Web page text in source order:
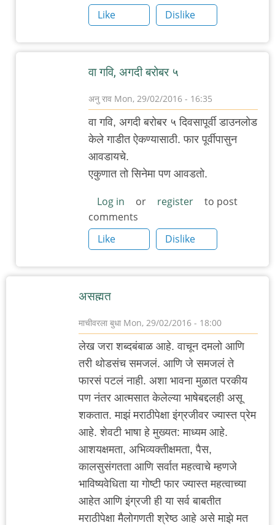
मैंने
ये
राज़
तक
ना
by
गवि
Like
Dislike
वा गवि, अगदी बरोबर ५
अनु राव Mon, 29/02/2016 - 16:35
In
reply
मैंने
राज़
अब
तक
ना
गवि
वा गवि, अगदी बरोबर ५ दिवसापूर्वी डाउनलोड
केले गाडीत ऐकण्यासाठी. फार पूर्वीपासुन
आवडायचे.
एकुणात तो सिनेमा पण आवडतो.
Log in or register
to post
comments
Like
Dislike
असह्मत
माचीवरला बुधा Mon, 29/02/2016 - 18:00
लेख जरा शब्दबंबाळ आहे. वाचून दमलो आणि
तरी थोडसंच समजलं. आणि जे समजलं ते
फारसं पटलं नाही. अशा भावना मुळात परकीय
पण नंतर आत्मसात केलेल्या भाषेबद्दलही असू
शकतात. माझं मराठीपेक्षा इंग्रजीवर ज्यास्त प्रेम
आहे. शेवटी भाषा हे मुख्यत: माध्यम आहे.
आशयक्षमता, अभिव्यक्तीक्षमता, पैस,
कालसुसंगतता आणि सर्वात महत्वाचे म्हणजे
भाविष्यवेधिता या गोष्टी फार ज्यास्त महत्वाच्या
आहेत आणि इंग्रजी ही या सर्व बाबतीत
मराठीपेक्षा मैलोगणती श्रेष्ठ आहे असे माझे मत